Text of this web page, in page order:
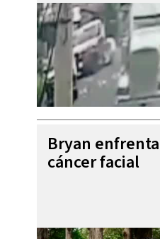
Bryan
cáncer facial